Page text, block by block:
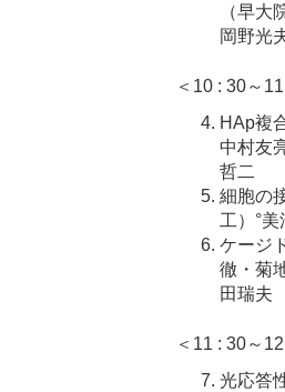
（早
岡野光
＜10 : 30～
HAp複
中村友
哲二
細胞の
工）°
ケージ
徹・菊
田瑞夫
＜11 : 30～
光応答